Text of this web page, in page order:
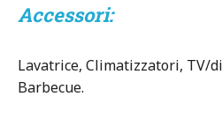
Accessori:
Lavatrice, Climatizzatori, TV/
Barbecue.